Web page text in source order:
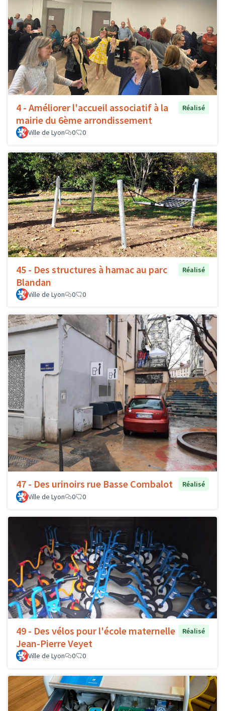
4 - Améliorer l'accueil associatif à la
mairie du 6ème arrondissement
Réalisé
Ville de Lyon 0 0
45 - Des structures à hamac au parc
Blandan
Réalisé
Ville de Lyon 0 0
47 - Des urinoirs rue Basse Combalot
Réalisé
Ville de Lyon
0 0
49 - Des vélos pour l'école maternelle
Jean-Pierre Veyet
Réalisé
Ville de Lyon 0 0